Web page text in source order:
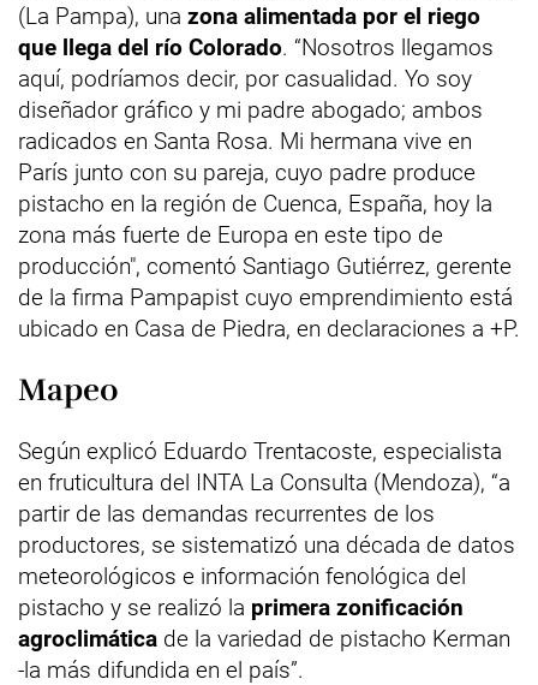
(La Pampa), una zona alimentada por el riego
que llega del río Colorado. “Nosotros llegamos
aquí, podríamos decir, por casualidad. Yo soy
diseñador gráfico y mi padre abogado; ambos
radicados en Santa Rosa. Mi hermana vive en
París junto con su pareja, cuyo padre produce
pistacho en la región de Cuenca, España, hoy la
zona más fuerte de Europa en este tipo de
producción", comentó Santiago Gutiérrez, gerente
de la firma Pampapist cuyo emprendimiento está
ubicado en Casa de Piedra, en declaraciones a +P.
Mapeo
Según explicó Eduardo Trentacoste, especialista
en fruticultura del INTA La Consulta (Mendoza), “a
partir de las demandas recurrentes de los
productores, se sistematizó una década de datos
meteorológicos e información fenológica del
pistacho y se realizó la primera zonificación
agroclimática de la variedad de pistacho Kerman
-la más difundida en el país”.